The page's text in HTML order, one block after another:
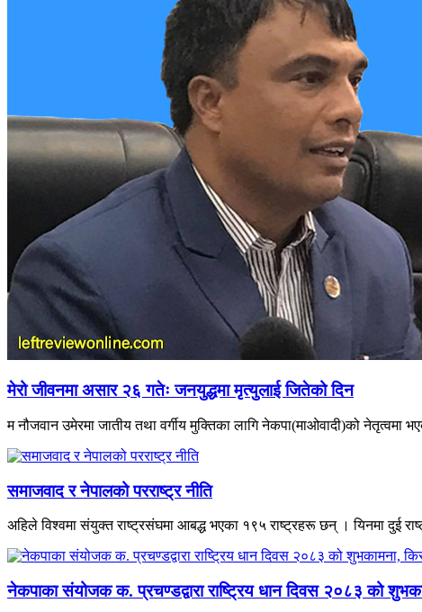
मेरो जीवनमा असार २६ गतेः जनयुद्धमा मृत्युलाई जितेको दिन
म नौजवान उमेरमा जातीय तथा वर्गीय मुक्तिका लागि नेकपा(माओवादी)को नेतृत्वमा
समाजवाद र नेपालको परराष्ट्र नीति
अहिले विश्वमा संयुक्त राष्ट्रसंघमा आबद्ध भएका १९५ राष्ट्रहरू छन् । यिनमा दुई
नेकपाका संयोजक क. प्रचण्डद्वारा राष्ट्रिय धान दिवस २०८३ को